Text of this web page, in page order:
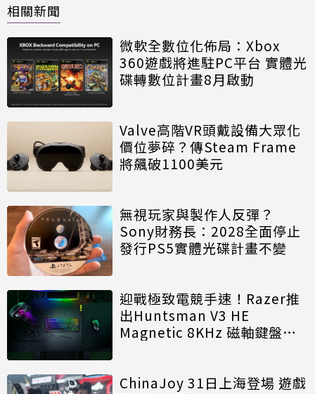
相關新聞
微軟全數位化佈局：Xbox
360遊戲將進駐PC平台 實體光
碟轉數位計畫8月啟動
Valve高階VR頭戴設備大眾化
價位夢碎？傳Steam Frame
將飆破1100美元
無視玩家與製作人反彈？
Sony財務長：2028全面停止
發行PS5實體光碟計畫不變
迎戰極致電競手速！Razer推
出Huntsman V3 HE
Magnetic 8KHz 磁軸鍵盤效
ChinaJoy 31日上海登場 遊戲